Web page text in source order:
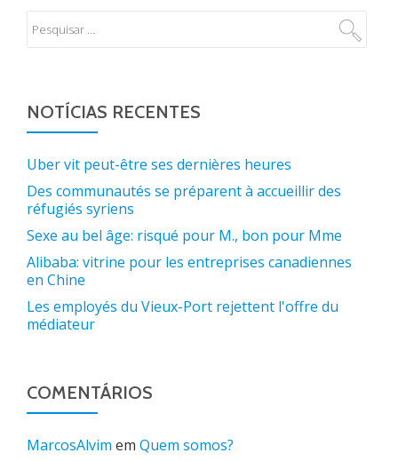
NOTÍCIAS RECENTES
Uber vit peut-être ses dernières heures
Des communautés se préparent à accueillir des
réfugiés syriens
Sexe au bel âge: risqué pour M., bon pour Mme
Alibaba: vitrine pour les entreprises canadiennes
en Chine
Les employés du Vieux-Port rejettent l'offre du
médiateur
COMENTÁRIOS
MarcosAlvim em Quem somos?